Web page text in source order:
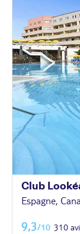
Club
Espagne,
9,3/10 310